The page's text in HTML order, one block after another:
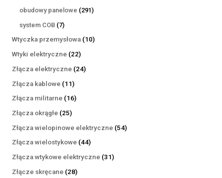
produkty
obudowy panelowe 291291
system COB 77
produktów
Wtyczka przemysłowa 1010
Wtyki elektryczne 2222
produkty
Złącza elektryczne 2424
Złącza kablowe 1111
produktów
Złącza militarne 1616
Złącza okrągłe 2525
produktów
Złącza wielopinowe elektryczne 5454
Złącza wielostykowe 4444
produkty
Złącza wtykowe elektryczne 3131
Złącze skręcane 2828